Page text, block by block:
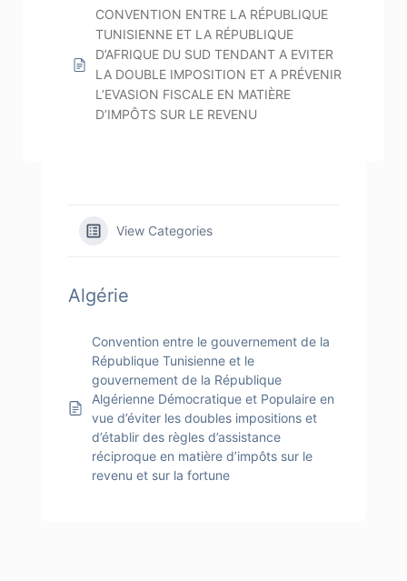
CONVENTION ENTRE LA RÉPUBLIQUE
TUNISIENNE ET LA RÉPUBLIQUE
D’AFRIQUE DU SUD TENDANT A EVITER
LA DOUBLE IMPOSITION ET A PRÉVENIR
L’EVASION FISCALE EN MATIÈRE
D’IMPÔTS SUR LE REVENU
View Categories
Algérie
Convention entre le gouvernement de la
République Tunisienne et le
gouvernement de la République
Algérienne Démocratique et Populaire en
vue d’éviter les doubles impositions et
d’établir des règles d’assistance
réciproque en matière d’impôts sur le
revenu et sur la fortune